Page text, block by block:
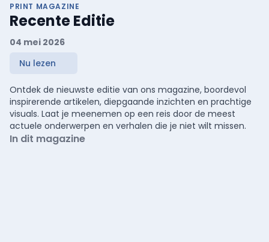
PRINT MAGAZINE
Recente Editie
04 mei 2026
Nu lezen
Ontdek de nieuwste editie van ons magazine, boordevol
inspirerende artikelen, diepgaande inzichten en prachtige
visuals. Laat je meenemen op een reis door de meest
actuele onderwerpen en verhalen die je niet wilt missen.
In dit magazine